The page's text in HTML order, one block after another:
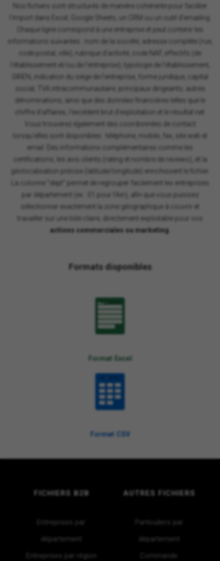
Nos fichiers sont structurés de manière cohérente pour faciliter
l'import dans Excel, Google Sheets, un CRM ou un outil d'emailing.
Chaque ligne correspond à une entreprise et peut contenir les
informations suivantes : nom de la société, adresse complète (rue,
code postal, ville), rubrique d'activité, code NAF, effectifs (de
l'établissement et/ou de l'entreprise), typologie de l'établissement,
SIREN, indication du siège de l'entreprise, forme juridique, capital
social, TVA intracommunautaire, principaux dirigeants, autres
dénominations, ainsi que des données financières telles que le
chiffre d'affaires, l'excédent brut d'exploitation et le résultat net.
Vous trouverez également des coordonnées de contact
lorsqu'elles sont disponibles : téléphone, mobile, fax, site web et
email. Des informations complémentaires comme les
certifications, les avis clients (rating et nombre de reviews), et la
géolocalisation précise (latitude/longitude) enrichissent le fichier.
La colonne "dept" permet de regrouper facilement les entreprises
par département (ex : 01 pour l'Ain), afin que vous puissiez
sélectionner exactement la zone géographique à couvrir et
travailler sur une liste claire, directement exploitable pour vos
actions commerciales ou marketing.
Formats disponibles
Format Excel
Format CSV
FICHIERS B2B
Entreprises par
département
Entreprises par région
AUTRES FICHIERS
Particuliers par
département
Commande